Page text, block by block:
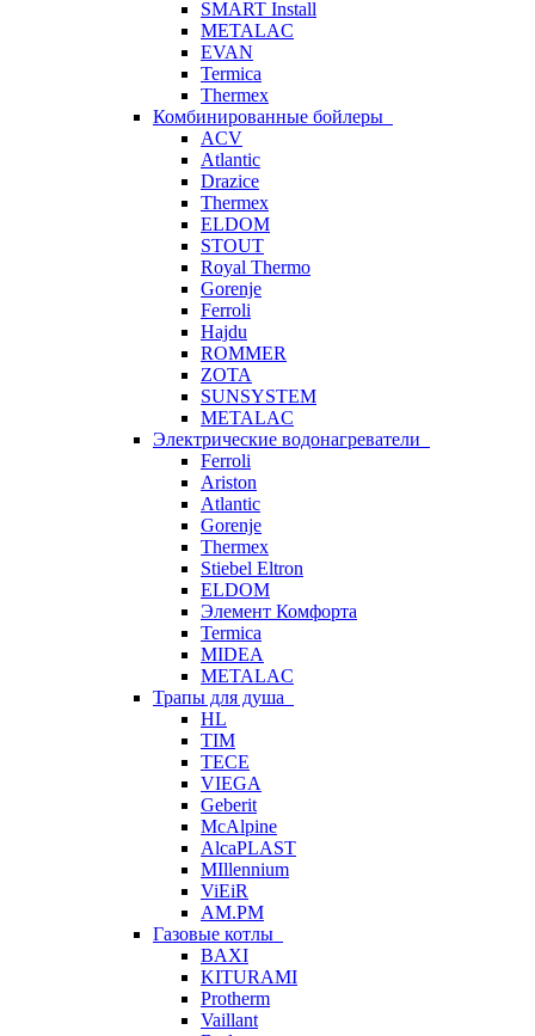
SMART Install
METALAC
EVAN
Termica
Thermex
Комбинированные бойлеры
ACV
Atlantic
Drazice
Thermex
ELDOM
STOUT
Royal Thermo
Gorenje
Ferroli
Hajdu
ROMMER
ZOTA
SUNSYSTEM
METALAC
Электрические водонагреватели
Ferroli
Ariston
Atlantic
Gorenje
Thermex
Stiebel Eltron
ELDOM
Элемент Комфорта
Termica
MIDEA
METALAC
Трапы для душа
HL
TIM
TECE
VIEGA
Geberit
McAlpine
AlcaPLAST
MIllennium
ViEiR
AM.PM
Газовые котлы
BAXI
KITURAMI
Protherm
Vaillant